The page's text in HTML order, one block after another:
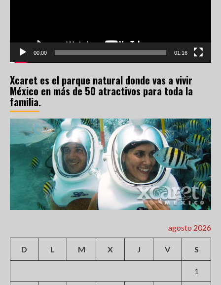
00:00 01:16
Xcaret es el parque natural donde vas a vivir
México en más de 50 atractivos para toda la
familia.
agosto 2026
D L M X J V S
1